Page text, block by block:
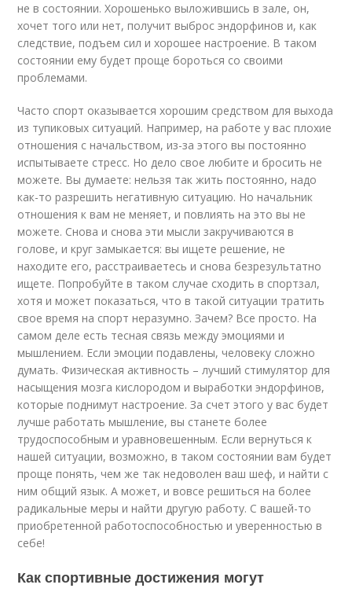
не в состоянии. Хорошенько выложившись в зале, он,
хочет того или нет, получит выброс эндорфинов и, как
следствие, подъем сил и хорошее настроение. В таком
состоянии ему будет проще бороться со своими
проблемами.
Часто спорт оказывается хорошим средством для выхода
из тупиковых ситуаций. Например, на работе у вас плохие
отношения с начальством, из-за этого вы постоянно
испытываете стресс. Но дело свое любите и бросить не
можете. Вы думаете: нельзя так жить постоянно, надо
как-то разрешить негативную ситуацию. Но начальник
отношения к вам не меняет, и повлиять на это вы не
можете. Снова и снова эти мысли закручиваются в
голове, и круг замыкается: вы ищете решение, не
находите его, расстраиваетесь и снова безрезультатно
ищете. Попробуйте в таком случае сходить в спортзал,
хотя и может показаться, что в такой ситуации тратить
свое время на спорт неразумно. Зачем? Все просто. На
самом деле есть тесная связь между эмоциями и
мышлением. Если эмоции подавлены, человеку сложно
думать. Физическая активность – лучший стимулятор для
насыщения мозга кислородом и выработки эндорфинов,
которые поднимут настроение. За счет этого у вас будет
лучше работать мышление, вы станете более
трудоспособным и уравновешенным. Если вернуться к
нашей ситуации, возможно, в таком состоянии вам будет
проще понять, чем же так недоволен ваш шеф, и найти с
ним общий язык. А может, и вовсе решиться на более
радикальные меры и найти другую работу. С вашей-то
приобретенной работоспособностью и уверенностью в
себе!
Как спортивные достижения могут